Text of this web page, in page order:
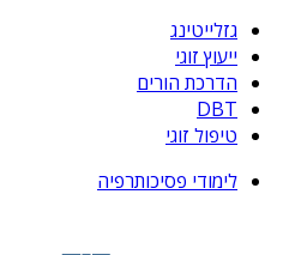
גזלייטינג
ייעוץ זוגי
הדרכת הורים
DBT
טיפול זוגי
לימודי פסיכותרפיה